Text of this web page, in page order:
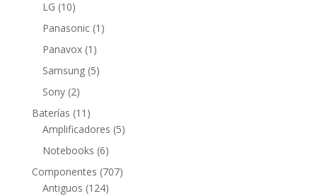
LG 1010
productos
Panasonic 1 1
Panavox 1 1
producto
Samsung 55
Sony 22
productos
Baterías 11 11
productos
Amplificadores 55
Notebooks 66
productos
Componentes 707707
Antiguos 124124